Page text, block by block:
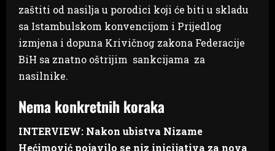
zaštiti od nasilja u porodici koji će biti u skladu
sa Istambulskom konvencijom i Prijedlog
izmjena i dopuna Krivičnog zakona Federacije
BiH sa znatno oštrijim sankcijama za
nasilnike.
Nema konkretnih koraka
INTERVIEW: Nakon ubistva Nizame
Hećimović pojavilo se niz inicijativa za nova